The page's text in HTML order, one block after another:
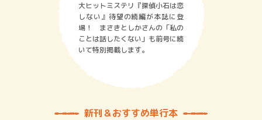
大ヒットミステリ『探偵小石は恋
しない』待望の続編が本誌に登
場！ まさきとしかさんの「私の
ことは話したくない」も前号に続
いて特別掲載します。
新刊＆おすすめ単行本